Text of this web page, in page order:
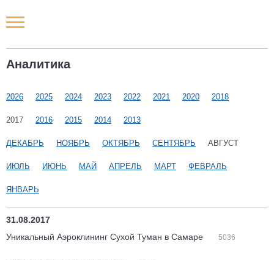
Аналитика
2026 2025 2024 2023 2022 2021 2020 2018
2017 2016 2015 2014 2013
ДЕКАБРЬ НОЯБРЬ ОКТЯБРЬ СЕНТЯБРЬ АВГУСТ
ИЮЛЬ ИЮНЬ МАЙ АПРЕЛЬ МАРТ ФЕВРАЛЬ
ЯНВАРЬ
31.08.2017
Уникальный Аэроклининг Сухой Туман в Самаре
5036
Новости РФ
Наши мероприятия
Статьи